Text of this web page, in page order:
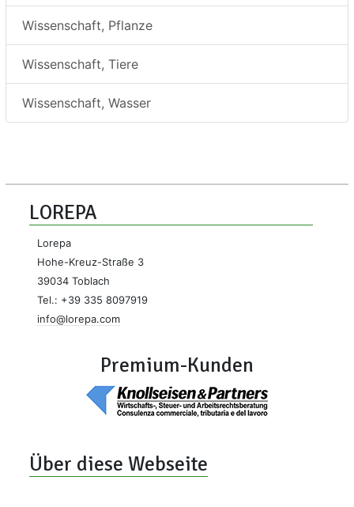
Wissenschaft, Pflanze
Wissenschaft, Tiere
Wissenschaft, Wasser
LOREPA
Lorepa
Hohe-Kreuz-Straße 3
39034 Toblach
Tel.: +39 335 8097919
info@lorepa.com
Premium-Kunden
Über diese Webseite